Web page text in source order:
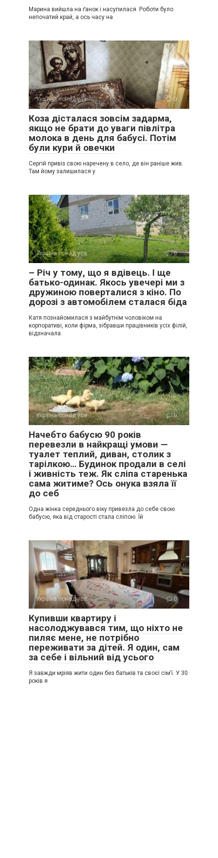
Марина вийшла на ґанок і насупилася. Роботи було
непочатий край, а ось часу на
Україна понад усе 0
Коза дісталася зовсім задарма,
якщо не брати до уваги півлітра
молока в день для бабусі. Потім
були кури й овечки
Сергій привіз свою наречену в село, де він раніше жив.
Там йому залишилася у
Україна понад усе 0
– Річ у тому, що я вдівець. І ще
батько-одинак. Якось увечері ми з
дружиною поверталися з кіно. По
дорозі з автомобілем сталася біда
Катя познайомилася з майбутнім чоловіком на
корпоративі, коли фірма, зібравши працівників усіх філій,
відзначала
Україна понад усе 0
Начебто бабусю 90 років
перевезли в найкращі умови —
туалет теплий, диван, столик з
тарілкою… Будинок продали в селі
і живність теж. Як сліпа старенька
сама житиме? Ось онука взяла її
до себ
Одна жінка середнього віку привезла до себе свою
бабусю, яка від старості стала сліпою. Їй
Україна понад усе 0
Купивши квартиру і
насолоджувався тим, що ніхто не
пиляє мене, не потрібно
переживати за дітей. Я один, сам
за себе і вільний від усього
Я завжди мріяв жити один без батьків та своєї сім’ї. У 30
років я